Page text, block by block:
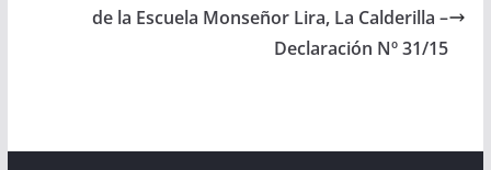
de la Escuela Monseñor Lira, La Calderilla –
Declaración Nº 31/15